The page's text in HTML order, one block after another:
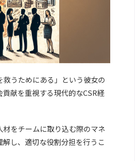
うためにある」という彼女の
献を重視する現代的なCSR経
をチームに取り込む際のマネ
し、適切な役割分担を行うこ